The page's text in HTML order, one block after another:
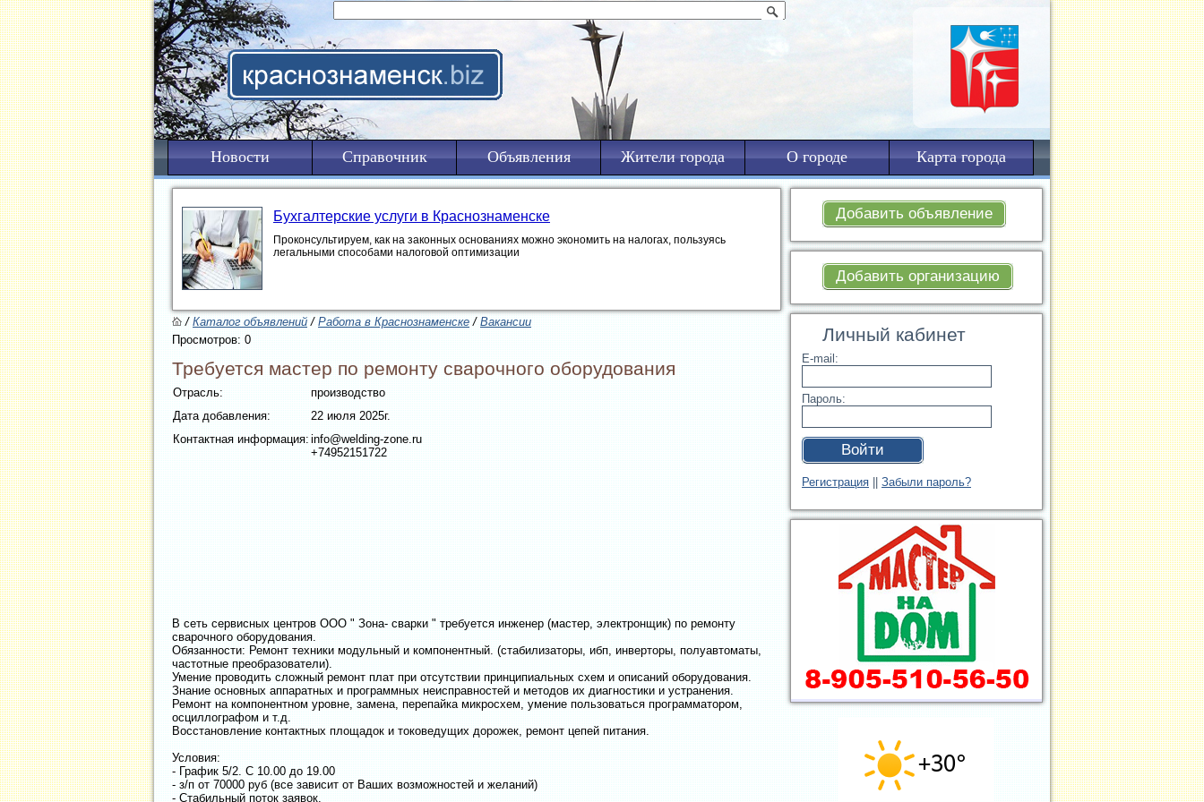
Новости Справочник Объявления Жители города О городе Карта города
Добавить объявление
Добавить организацию
Личный кабинет
E-mail:
Пароль:
Войти
Регистрация Забыли пароль?
Бухгалтерские услуги в Краснознаменске
Проконсультируем, как на законных основаниях можно экономить на налогах, пользуясь
легальными способами налоговой оптимизации
/Каталог объявлений/Работа в Краснознаменске/Вакансии
Просмотров: 0
Требуется мастер по ремонту сварочного оборудования
Отрасль:
производство
Дата добавления:
22 июля 2025г.
Контактная информация:info@welding-zone.ru
+74952151722
В сеть сервисных центров ООО " Зона- сварки " требуется инженер (мастер, электронщик) по ремонту
сварочного оборудования.
Обязанности: Ремонт техники модульный и компонентный. (стабилизаторы, ибп, инверторы, полуавтоматы,
частотные преобразователи).
Умение проводить сложный ремонт плат при отсутствии принципиальных схем и описаний оборудования.
Знание основных аппаратных и программных неисправностей и методов их диагностики и устранения.
Ремонт на компонентном уровне, замена, перепайка микросхем, умение пользоваться программатором,
осциллографом и т.д.
Восстановление контактных площадок и токоведущих дорожек, ремонт цепей питания.
Условия:
- График 5/2. С 10.00 до 19.00
- з/п от 70000 руб (все зависит от Ваших возможностей и желаний)
- Стабильный поток заявок.